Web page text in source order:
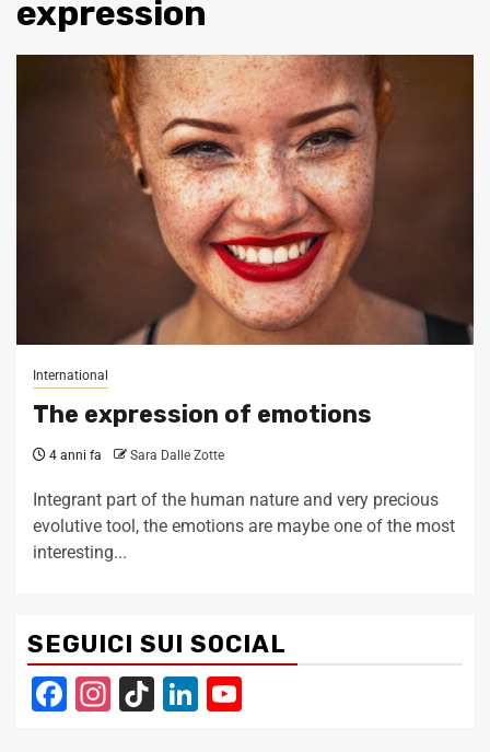
expression
International
The expression of emotions
4 anni fa Sara Dalle Zotte
Integrant part of the human nature and very precious
evolutive tool, the emotions are maybe one of the most
interesting...
SEGUICI SUI SOCIAL
Facebook
Instagram
TikTokLinkedIn